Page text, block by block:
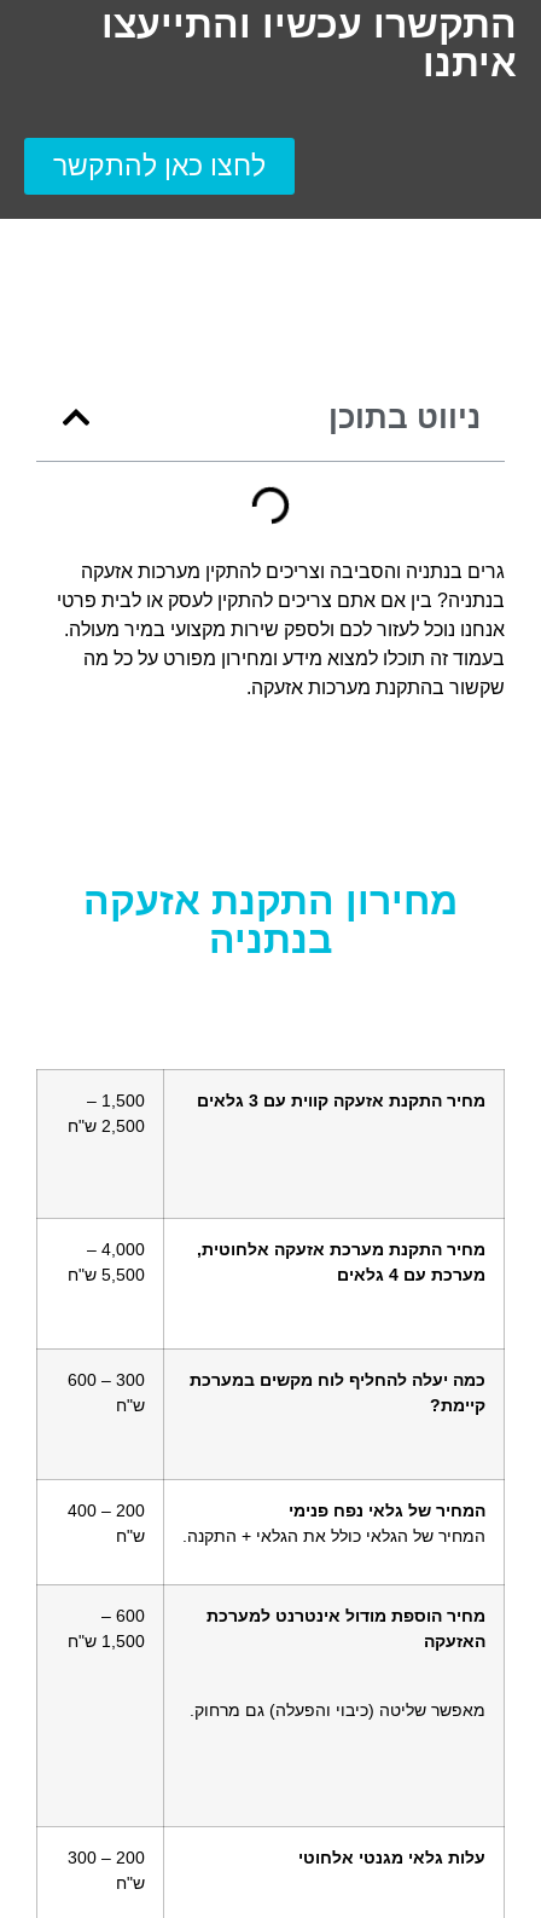
התקשרו עכשיו והתייעצו
איתנו
לחצו כאן להתקשר
ניווט בתוכן
גרים בנתניה והסביבה וצריכים להתקין מערכות אזעקה
בנתניה? בין אם אתם צריכים להתקין לעסק או לבית פרטי
אנחנו נוכל לעזור לכם ולספק שירות מקצועי במיר מעולה.
בעמוד זה תוכלו למצוא מידע ומחירון מפורט על כל מה
שקשור בהתקנת מערכות אזעקה.
מחירון התקנת אזעקה
בנתניה
מחיר התקנת אזעקה קווית עם 3 גלאים
1,500 –
2,500 ש"ח
מחיר התקנת מערכת אזעקה אלחוטית,
מערכת עם 4 גלאים
4,000 –
5,500 ש"ח
כמה יעלה להחליף לוח מקשים במערכת
קיימת?
300 – 600
ש"ח
המחיר של גלאי נפח פנימי
המחיר של הגלאי כולל את הגלאי + התקנה.
200 – 400
ש"ח
מחיר הוספת מודול אינטרנט למערכת
האזעקה
מאפשר שליטה (כיבוי והפעלה) גם מרחוק.
600 –
1,500 ש"ח
עלות גלאי מגנטי אלחוטי
200 – 300
ש"ח